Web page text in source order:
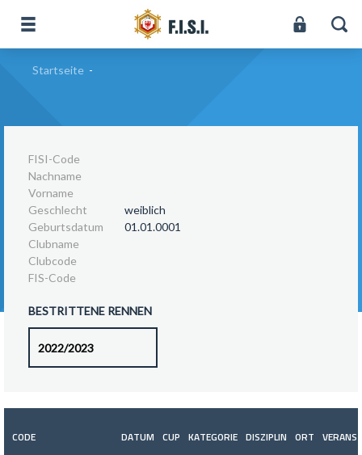
Startseite -
FISI-Code
Nachname
Vorname
Geschlecht
weiblich
Geburtsdatum
01.01.0001
Clubname
Clubcode
FIS-Code
BESTRITTENE RENNEN
CODE DATUM CUP KATEGORIE DISZIPLIN ORT